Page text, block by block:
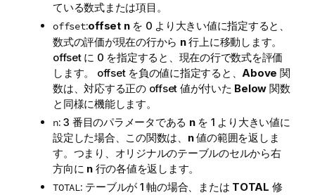
ている数式または項目。
offset:offset nを 0 より大きい値に指定すると、
数式の評価が現在の行から n行上に移動します。
offset に 0 を指定すると、現在の行で数式を評価
します。 offset を負の値に指定すると、 Above 関
数は、対応する正の offset 値が付いた Below 関数
と同様に機能します。
n: 3 番目のパラメータである nを 1 より大きい値に
設定した場合、この関数は、 n値の範囲を返しま
す。つまり、オリジナルのテーブルのセルから右
方向に n行の各値を返します。
TOTAL: テーブルが 1 軸の場合、または TOTAL 修